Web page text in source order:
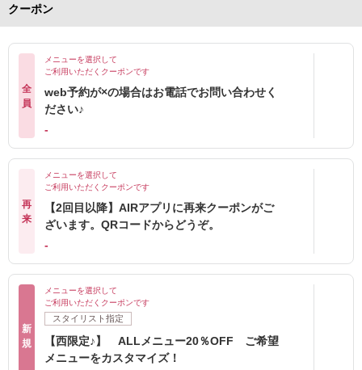
クーポン
全
員
メニューを選択して
ご利用いただくクーポンです
web予約が×の場合はお電話でお問い合わせく
ださい♪
-
再
来
メニューを選択して
ご利用いただくクーポンです
【2回目以降】AIRアプリに再来クーポンがご
ざいます。QRコードからどうぞ。
-
新
規
メニューを選択して
ご利用いただくクーポンです
スタイリスト指定
【西限定♪】 ALLメニュー20％OFF ご希望
メニューをカスタマイズ！